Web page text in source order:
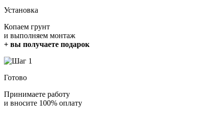
Установка
Копаем грунт
и выполняем монтаж
+ вы получаете подарок
Готово
Принимаете работу
и вносите 100% оплату